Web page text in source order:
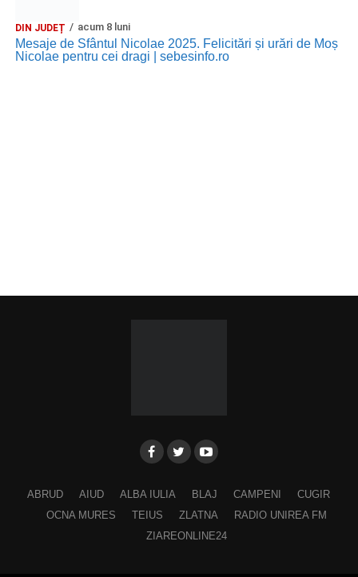
DIN JUDEȚ acum 8 luni
Mesaje de Sfântul Nicolae 2025. Felicitări și urări de Moș
Nicolae pentru cei dragi | sebesinfo.ro
ABRUD AIUD ALBA IULIA BLAJ CAMPENI
CUGIR
OCNA MURES
TEIUS ZLATNA
RADIO UNIREA FM
ZIAREONLINE24